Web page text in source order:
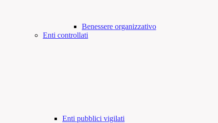
Benessere organizzativo
Enti controllati
Enti pubblici vigilati